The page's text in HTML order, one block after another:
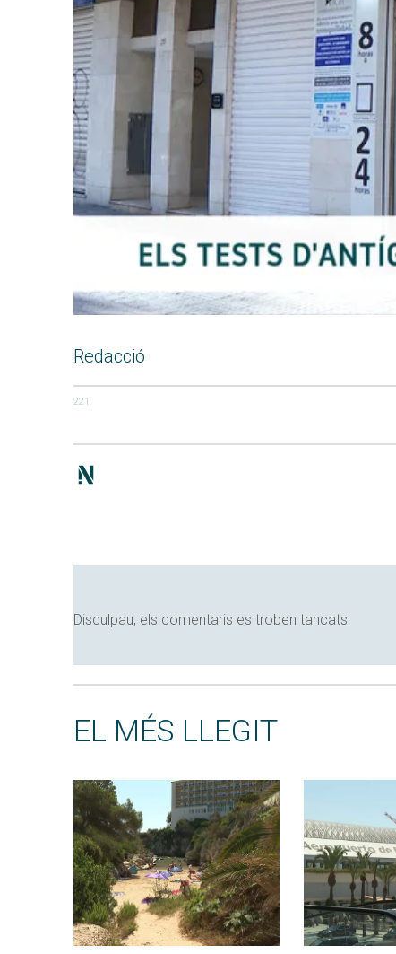
Redacció
221
Disculpau, els comentaris es troben tancats
EL MÉS LLEGIT